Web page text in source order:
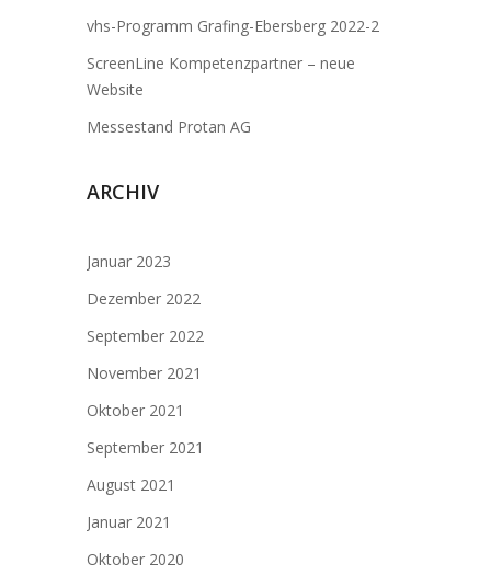
vhs-Programm Grafing-Ebersberg 2022-2
ScreenLine Kompetenzpartner – neue
Website
Messestand Protan AG
ARCHIV
Januar 2023
Dezember 2022
September 2022
November 2021
Oktober 2021
September 2021
August 2021
Januar 2021
Oktober 2020